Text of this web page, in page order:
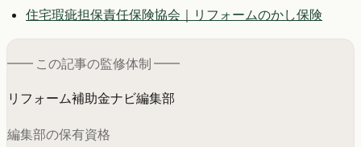
住宅瑕疵担保責任保険協会｜リフォームのかし保険
━━ この記事の監修体制 ━━
リフォーム補助金ナビ編集部
編集部の保有資格